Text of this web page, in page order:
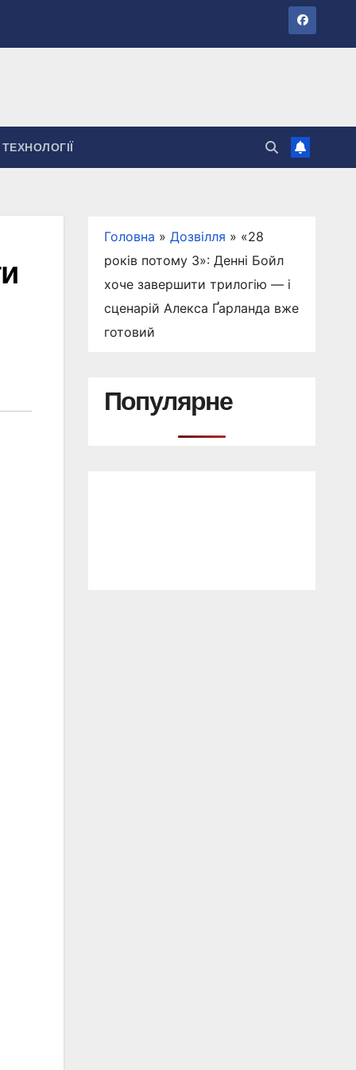
ТЕХНОЛОГІЇ
Головна » Дозвілля » «28
років потому 3»: Денні Бойл
хоче завершити трилогію — і
сценарій Алекса Ґарланда вже
готовий
Популярне